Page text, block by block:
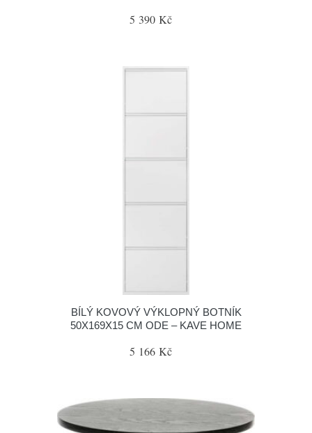
5 390 Kč
BÍLÝ KOVOVÝ VÝKLOPNÝ BOTNÍK
50X169X15 CM ODE – KAVE HOME
5 166 Kč